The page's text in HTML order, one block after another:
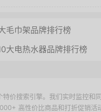
毛巾架品牌排行榜
大电热水器品牌排行榜
价搜索引擎。我们实时监控和
高性价比商品和打折促销